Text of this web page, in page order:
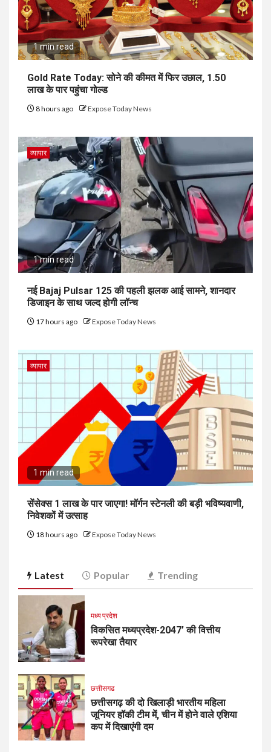
1 min read
Gold Rate Today: सोने की कीमत में फिर उछाल, ₹1.50
लाख के पार पहुंचा गोल्ड
8 hours ago Expose Today News
व्यापार
1 min read
नई Bajaj Pulsar 125 की पहली झलक आई सामने, शानदार
डिजाइन के साथ जल्द होगी लॉन्च
17 hours ago Expose Today News
व्यापार
1 min read
सेंसेक्स 1 लाख के पार जाएगा! मॉर्गन स्टेनली की बड़ी भविष्यवाणी,
निवेशकों में उत्साह
18 hours ago Expose Today News
Latest Popular Trending
मध्य प्रदेश
विकसित मध्यप्रदेश-2047’ की वित्तीय
रूपरेखा तैयार
छत्तीसगढ
छत्तीसगढ़ की दो खिलाड़ी भारतीय महिला
जूनियर हॉकी टीम में, चीन में होने वाले एशिया
कप में दिखाएंगी दम